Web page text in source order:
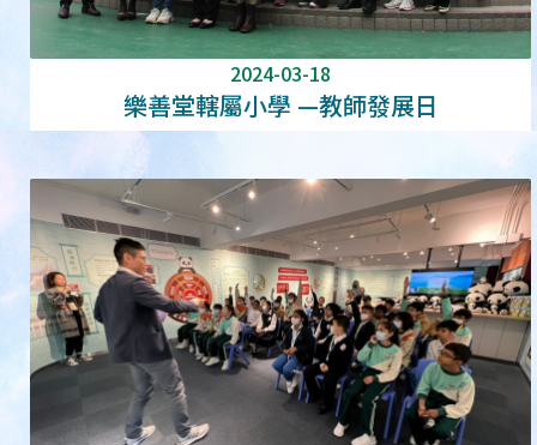
2024-03-18
樂善堂轄屬小學 —教師發展日